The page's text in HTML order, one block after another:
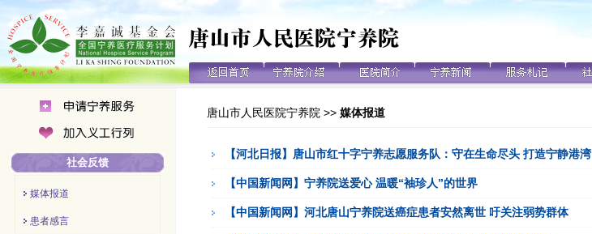
社会反馈
媒体报道
患者感言
唐山市人民医院宁养院 >> 媒体报道
【河北日报】唐山市红十字宁养志愿服务队：守在生命尽头 打造宁静港湾
【中国新闻网】宁养院送爱心 温暖“袖珍人”的世界
【中国新闻网】河北唐山宁养院送癌症患者安然离世 吁关注弱势群体